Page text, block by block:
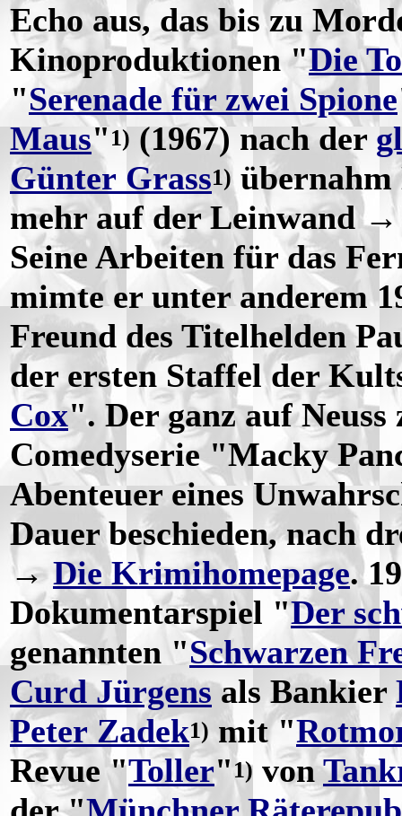
Echo aus, das bis zu
Kinoproduktionen "Die
"Serenade für zwei Spione
Maus"1)(1967) nach der
Günter Grass1) übernahm
mehr auf der Leinwand
Seine Arbeiten für das
mimte er unter anderem
Freund des Titelhelden
der ersten Staffel der
Cox". Der ganz auf
Comedyserie "Macky
Abenteuer eines
Dauer beschieden, nach
→Die Krimihomepage.
Dokumentarspiel "Der
genannten "Schwarzen
Curd Jürgensals Bankier
Peter Zadek1) mit "
Revue "Toller" 1) von